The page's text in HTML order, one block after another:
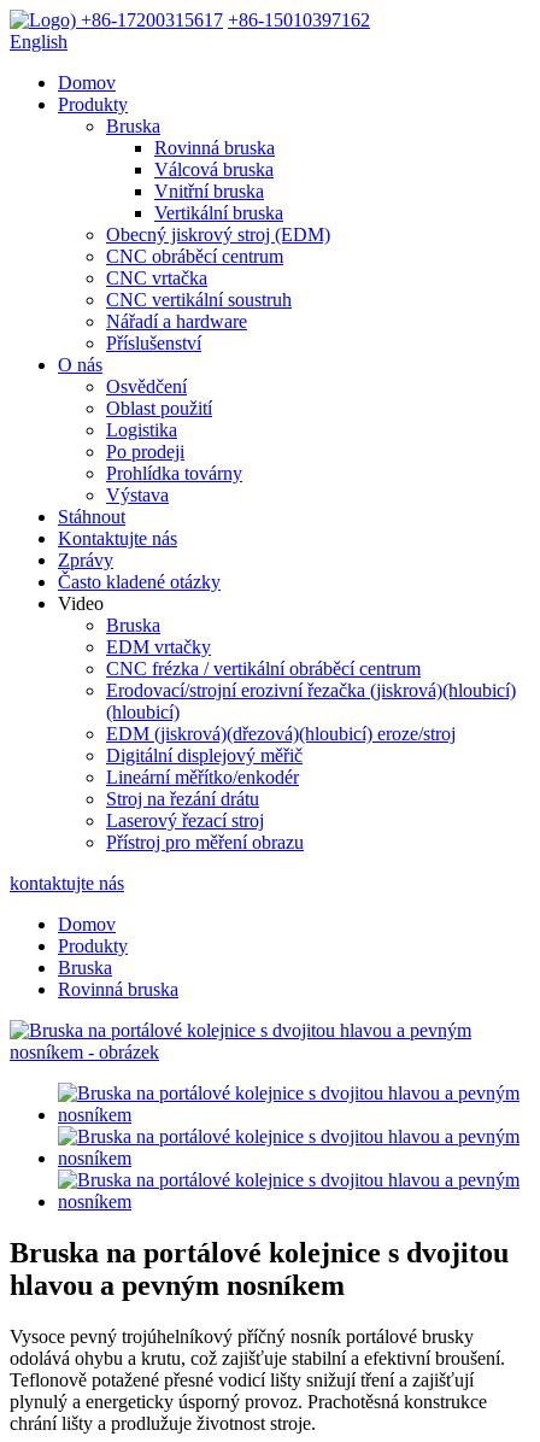
+86-17200315617 +86-15010397162
English
Domov
Produkty
Bruska
Rovinná bruska
Válcová bruska
Vnitřní bruska
Vertikální bruska
Obecný jiskrový stroj (EDM)
CNC obráběcí centrum
CNC vrtačka
CNC vertikální soustruh
Nářadí a hardware
Příslušenství
O nás
Osvědčení
Oblast použití
Logistika
Po prodeji
Prohlídka továrny
Výstava
Stáhnout
Kontaktujte nás
Zprávy
Často kladené otázky
Video
Bruska
EDM vrtačky
CNC frézka / vertikální obráběcí centrum
Erodovací/strojní erozivní řezačka (jiskrová)(hloubicí)
(hloubicí)
EDM (jiskrová)(dřezová)(hloubicí) eroze/stroj
Digitální displejový měřič
Lineární měřítko/enkodér
Stroj na řezání drátu
Laserový řezací stroj
Přístroj pro měření obrazu
kontaktujte nás
Domov
Produkty
Bruska
Rovinná bruska
Bruska na portálové kolejnice s dvojitou
hlavou a pevným nosníkem
Vysoce pevný trojúhelníkový příčný nosník portálové brusky
odolává ohybu a krutu, což zajišťuje stabilní a efektivní broušení.
Teflonově potažené přesné vodicí lišty snižují tření a zajišťují
plynulý a energeticky úsporný provoz. Prachotěsná konstrukce
chrání lišty a prodlužuje životnost stroje.